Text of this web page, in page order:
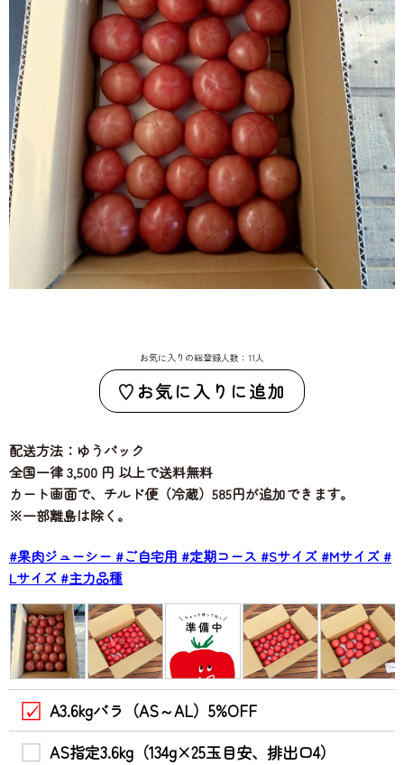
お気に入りの総登録人数：11人
お気に入りに追加
配送方法：ゆうパック
全国一律 3,500 円 以上で送料無料
カート画面で、チルド便（冷蔵）585円が追加できます。
※一部離島は除く。
#果肉ジューシー #ご自宅用 #定期コース #Sサイズ#Mサイズ#
Lサイズ#主力品種
A3.6kgバラ（AS～AL）5%OFF
AS指定3.6kg（134g×25玉目安、排出口4）